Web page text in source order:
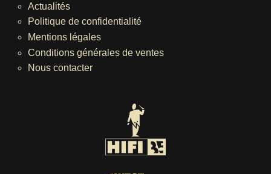
Actualités
Politique de confidentialité
Mentions légales
Conditions générales de ventes
Nous contacter